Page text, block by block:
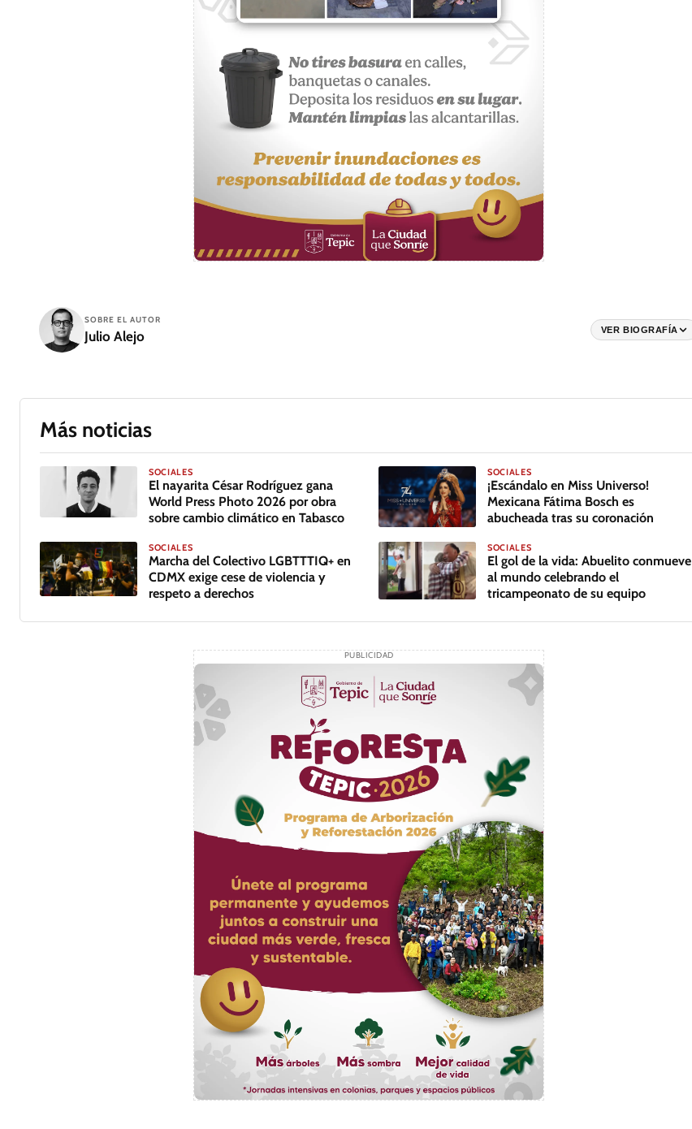
SOBRE EL AUTOR
Julio Alejo VER BIOGRAFÍA
Más noticias
SOCIALES
El nayarita César Rodríguez gana
World Press Photo 2026 por obra
sobre cambio climático en Tabasco
SOCIALES
¡Escándalo en Miss Universo!
Mexicana Fátima Bosch es
abucheada tras su coronación
SOCIALES
Marcha del Colectivo LGBTTTIQ+ en
CDMX exige cese de violencia y
respeto a derechos
SOCIALES
El gol de la vida: Abuelito conmueve
al mundo celebrando el
tricampeonato de su equipo
PUBLICIDAD